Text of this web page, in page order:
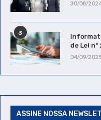
30/08/
3
de Lei
04/09/2025
ASSINE NOSSA